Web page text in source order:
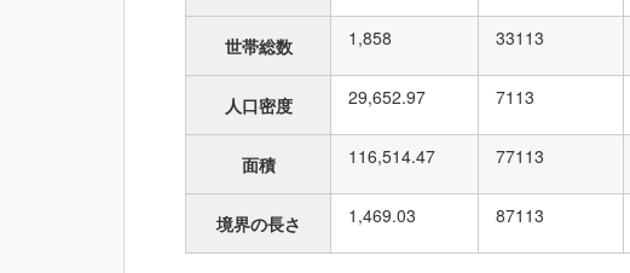
世帯総数 1,858 33113
人口密度 29,652.97 7113
面積 116,514.47 77113
境界の長さ 1,469.03 87113